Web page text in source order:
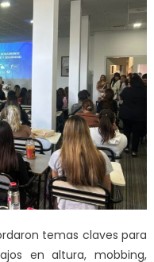
temas claves para
en altura, mobbing,